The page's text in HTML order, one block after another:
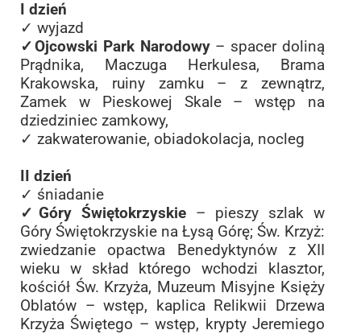
I dzień
✓ wyjazd
✓Ojcowski Park Narodowy– spacer doliną
Prądnika, Maczuga Herkulesa, Brama
Krakowska, ruiny zamku – z zewnątrz,
Zamek w Pieskowej Skale – wstęp na
dziedziniec zamkowy,
✓ zakwaterowanie, obiadokolacja, nocleg
II dzień
✓ śniadanie
✓Góry Świętokrzyskie – pieszy szlak w
Góry Świętokrzyskie na Łysą Górę; Św. Krzyż:
zwiedzanie opactwa Benedyktynów z XII
wieku w skład którego wchodzi klasztor,
kościół Św. Krzyża, Muzeum Misyjne Księży
Oblatów – wstęp, kaplica Relikwii Drzewa
Krzyża Świętego – wstęp, krypty Jeremiego